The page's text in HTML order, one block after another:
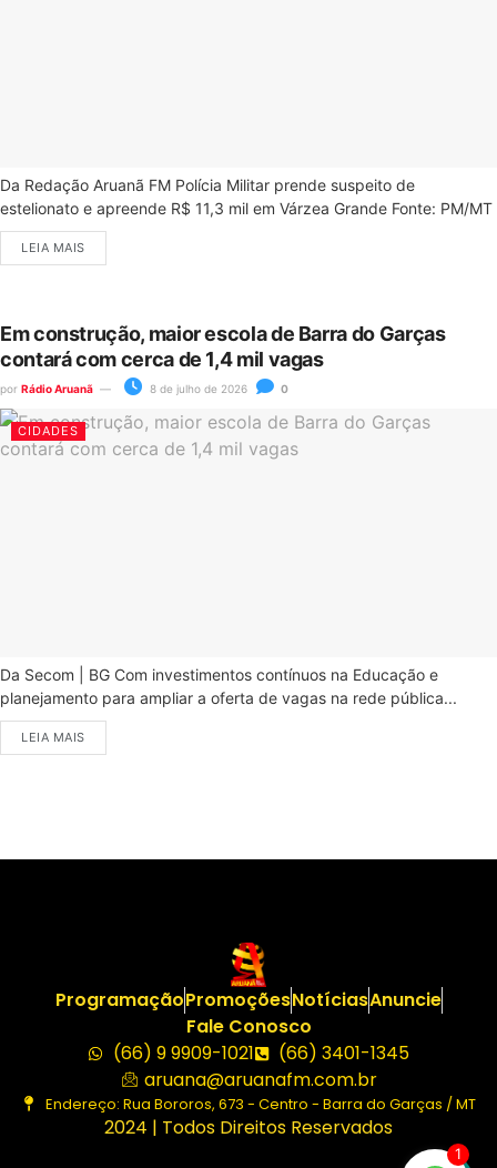
Da Redação Aruanã FM Polícia Militar prende suspeito de
estelionato e apreende R$ 11,3 mil em Várzea Grande Fonte: PM/MT
LEIA MAIS
Em construção, maior escola de Barra do Garças
contará com cerca de 1,4 mil vagas
por Rádio Aruanã 8 de julho de 2026 0
CIDADES
Da Secom | BG Com investimentos contínuos na Educação e
planejamento para ampliar a oferta de vagas na rede pública...
LEIA MAIS
ProgramaçãoPromoçõesNotíciasAnuncie
Fale Conosco
(66) 9 9909-1021
(66) 3401-1345
aruana@aruanafm.com.br
Endereço: Rua Bororos, 673 - Centro - Barra do Garças / MT
2024 | Todos Direitos Reservados
1